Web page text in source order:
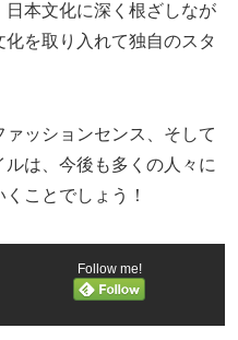
本文化に深く根ざしなが
を取り入れて独自のスタ
ッションセンス、そして
は、今後も多くの人々に
ことでしょう！
Follow me!